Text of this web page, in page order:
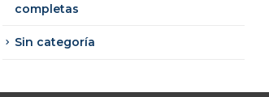
completas
Sin categoría